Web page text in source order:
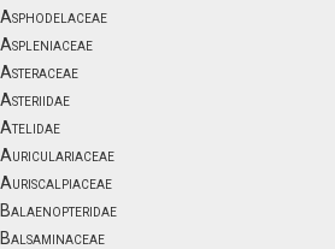
Asphodelaceae
Aspleniaceae
Asteraceae
Asteriidae
Atelidae
Auriculariaceae
Auriscalpiaceae
Balaenopteridae
Balsaminaceae